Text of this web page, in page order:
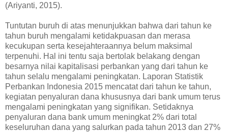
(Ariyanti, 2015).
Tuntutan buruh di atas menunjukkan bahwa dari tahun ke
tahun buruh mengalami ketidakpuasan dan merasa
kecukupan serta kesejahteraannya belum maksimal
terpenuhi. Hal ini tentu saja bertolak belakang dengan
besarnya nilai kapitalisasi perbankan yang dari tahun ke
tahun selalu mengalami peningkatan. Laporan Statistik
Perbankan Indonesia 2015 mencatat dari tahun ke tahun,
kegiatan penyaluran dana khususnya dari bank umum terus
mengalami peningkatan yang signifikan. Setidaknya
penyaluran dana bank umum meningkat 2% dari total
keseluruhan dana yang salurkan pada tahun 2013 dan 27%